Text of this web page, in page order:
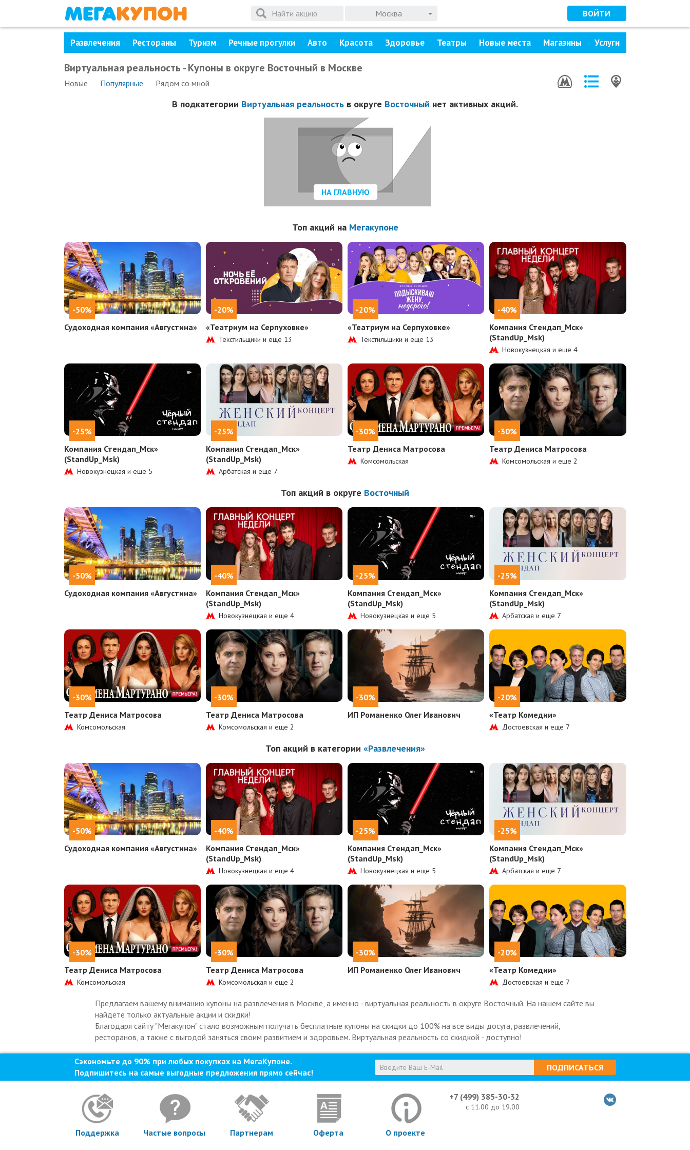
Москва ВОЙТИ
Развлечения Рестораны Туризм Речные прогулки Авто Красота Здоровье Театры Новые места Магазины Услуги
Виртуальная реальность - Купоны в округе Восточный в Москве
Новые Популярные Рядом со мной
В подкатегории Виртуальная реальность в округе Восточный нет активных акций.
НА ГЛАВНУЮ
Топ акций на Мегакупоне
-50%
Судоходная компания «Августина»
-20%
«Театриум на Серпуховке»
Текстильщики и еще 13
-20%
«Театриум на Серпуховке»
Текстильщики и еще 13
-40%
Компания Стендап_Мск»
(StandUp_Msk)
Новокузнецкая и еще4
-25%
Компания Стендап_Мск»
(StandUp_Msk)
Новокузнецкая и еще 5
-25%
Компания Стендап_Мск»
(StandUp_Msk)
Арбатская и еще 7
-30%
Театр Дениса Матросова
Комсомольская
-30%
Театр Дениса Матросова
Комсомольская и еще2
Топ акций в округе Восточный
-50%
Судоходная компания «Августина»
-40%
Компания Стендап_Мск»
(StandUp_Msk)
Новокузнецкая и еще 4
-25%
Компания Стендап_Мск»
(StandUp_Msk)
Новокузнецкая и еще 5
-25%
Компания Стендап_Мск»
(StandUp_Msk)
Арбатская и еще 7
-30%
Театр Дениса Матросова
Комсомольская
-30%
Театр Дениса Матросова
Комсомольская и еще 2
-30%
ИП Романенко Олег Иванович
-20%
«Театр Комедии»
Достоевская и еще 7
Топ акций в категории «Развлечения»
-50%
Судоходная компания «Августина»
-40%
Компания Стендап_Мск»
(StandUp_Msk)
Новокузнецкая и еще 4
-25%
Компания Стендап_Мск»
(StandUp_Msk)
Новокузнецкая и еще 5
-25%
Компания Стендап_Мск»
(StandUp_Msk)
Арбатская и еще 7
-30%
Театр Дениса Матросова
Комсомольская
-30%
Театр Дениса Матросова
Комсомольская и еще 2
-30%
ИП Романенко Олег Иванович
-20%
«Театр Комедии»
Достоевская и еще 7
Предлагаем вашему вниманию купоны на развлечения в Москве, а именно - виртуальная реальность в округе Восточный. На нашем сайте вы
найдете только актуальные акции и скидки!
Благодаря сайту "Мегакупон" стало возможным получать бесплатные купоны на скидки до 100% на все виды досуга, развлечений,
ресторанов, а также с выгодой заняться своим развитием и здоровьем. Виртуальная реальность со скидкой - доступно!
Сэкономьте до 90% при любых покупках на МегаКупоне.
Подпишитесь на самые выгодные предложения прямо сейчас!
ПОДПИСАТЬСЯ
+7 (499) 385-30-32
с 11.00 до 19.00
Поддержка Частые вопросы Партнерам Оферта О проекте